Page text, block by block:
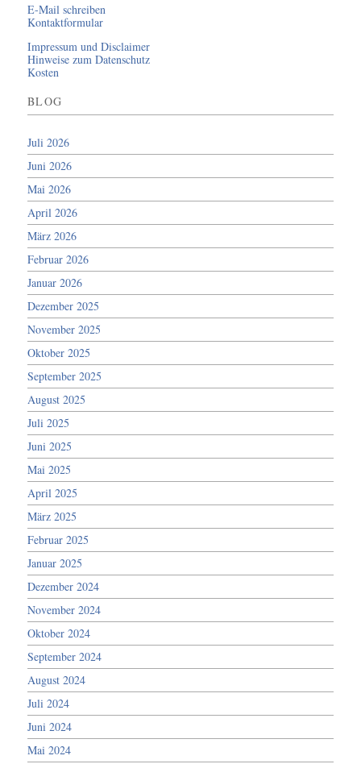
E-Mail schreiben
Kontaktformular
Impressum und Disclaimer
Hinweise zum Datenschutz
Kosten
BLOG
Juli 2026
Juni 2026
Mai 2026
April 2026
März 2026
Februar 2026
Januar 2026
Dezember 2025
November 2025
Oktober 2025
September 2025
August 2025
Juli 2025
Juni 2025
Mai 2025
April 2025
März 2025
Februar 2025
Januar 2025
Dezember 2024
November 2024
Oktober 2024
September 2024
August 2024
Juli 2024
Juni 2024
Mai 2024